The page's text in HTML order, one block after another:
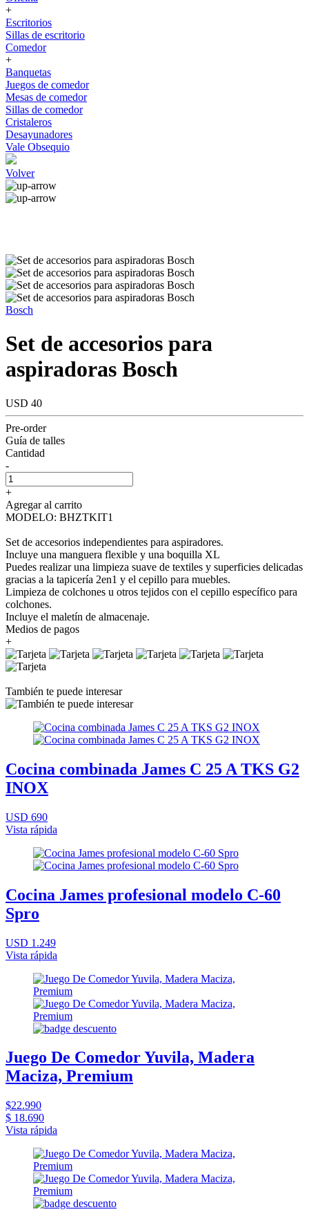
+
Escritorios
Sillas de escritorio
Comedor
+
Banquetas
Juegos de comedor
Mesas de comedor
Sillas de comedor
Cristaleros
Desayunadores
Vale Obsequio
Volver
Bosch
Set de accesorios para
aspiradoras Bosch
USD 40
Pre-order
Guía de talles
Cantidad
-
+
Agregar al carrito
MODELO: BHZTKIT1
Set de accesorios independientes para aspiradores.
Incluye una manguera flexible y una boquilla XL
Puedes realizar una limpieza suave de textiles y superficies delicadas
gracias a la tapicería 2en1 y el cepillo para muebles.
Limpieza de colchones u otros tejidos con el cepillo específico para
colchones.
Incluye el maletín de almacenaje.
Medios de pagos
+
También te puede interesar
Cocina combinada James C 25 A TKS G2
INOX
USD 690
Vista rápida
Cocina James profesional modelo C-60
Spro
USD 1.249
Vista rápida
Juego De Comedor Yuvila, Madera
Maciza, Premium
$22.990
$ 18.690
Vista rápida